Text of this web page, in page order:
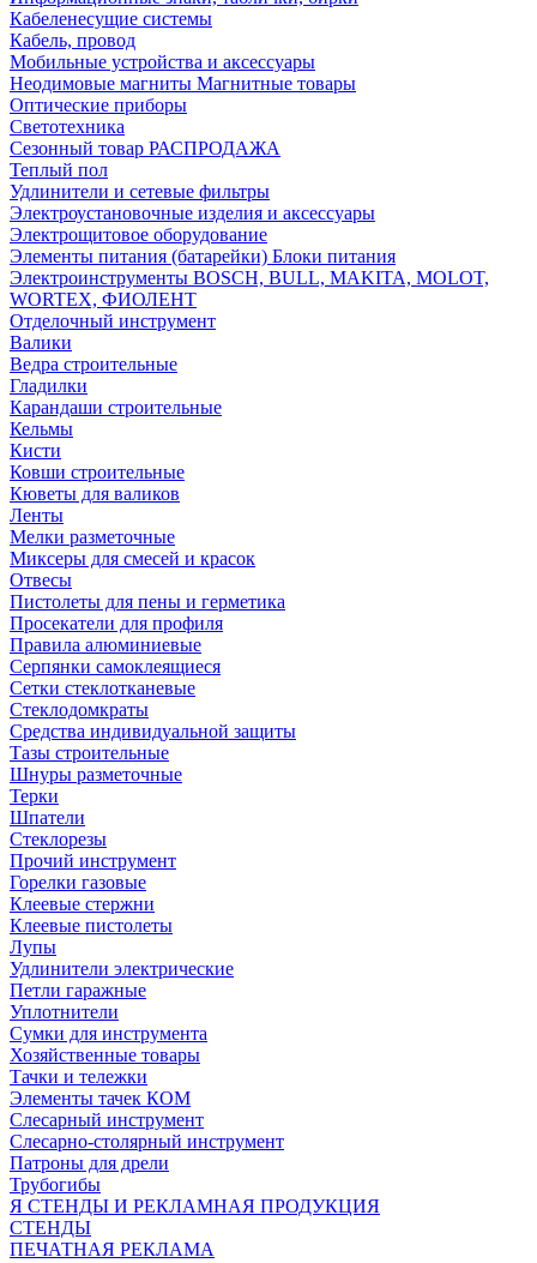
Кабеленесущие системы
Кабель, провод
Мобильные устройства и аксессуары
Неодимовые магниты Магнитные товары
Оптические приборы
Светотехника
Сезонный товар РАСПРОДАЖА
Теплый пол
Удлинители и сетевые фильтры
Электроустановочные изделия и аксессуары
Электрощитовое оборудование
Элементы питания (батарейки) Блоки питания
Электроинструменты BOSCH, BULL, MAKITA, MOLOT,
WORTEX, ФИОЛЕНТ
Отделочный инструмент
Валики
Ведра строительные
Гладилки
Карандаши строительные
Кельмы
Кисти
Ковши строительные
Кюветы для валиков
Ленты
Мелки разметочные
Миксеры для смесей и красок
Отвесы
Пистолеты для пены и герметика
Просекатели для профиля
Правила алюминиевые
Серпянки самоклеящиеся
Сетки стеклотканевые
Стеклодомкраты
Средства индивидуальной защиты
Тазы строительные
Шнуры разметочные
Терки
Шпатели
Стеклорезы
Прочий инструмент
Горелки газовые
Клеевые стержни
Клеевые пистолеты
Лупы
Удлинители электрические
Петли гаражные
Уплотнители
Сумки для инструмента
Хозяйственные товары
Тачки и тележки
Элементы тачек КОМ
Слесарный инструмент
Слесарно-столярный инструмент
Патроны для дрели
Трубогибы
Я СТЕНДЫ И РЕКЛАМНАЯ ПРОДУКЦИЯ
СТЕНДЫ
ПЕЧАТНАЯ РЕКЛАМА